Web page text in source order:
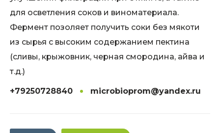
для осветления соков и виноматериала.
Фермент позоляет получить соки без мякоти
из сырья с высоким содержанием пектина
(сливы, крыжовник, черная смородина, айва и
т.д.)
+79250728840 microbioprom@yandex.ru